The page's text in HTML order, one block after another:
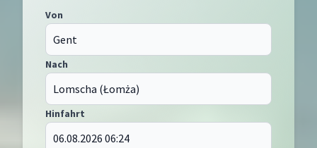
Von
Nach
Hinfahrt